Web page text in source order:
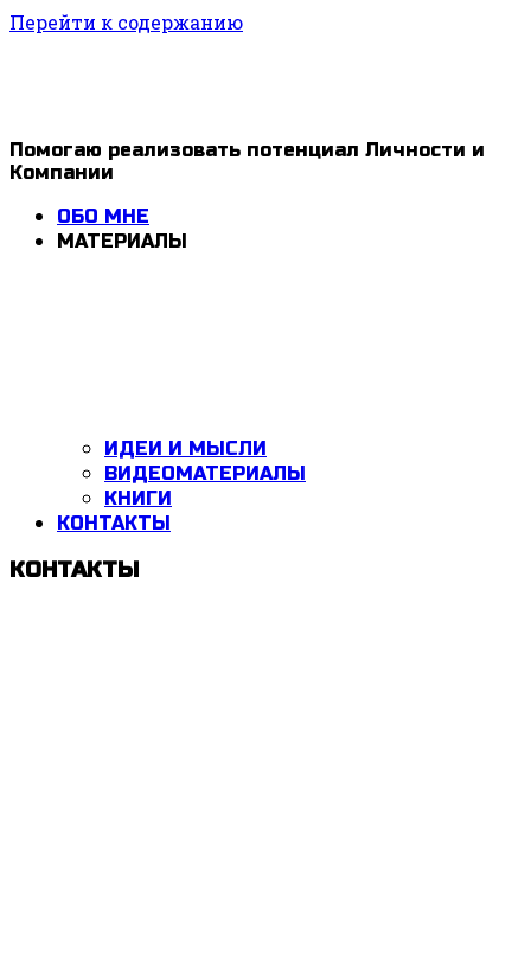
Перейти к содержанию
1ldar
Valiev
Помогаю реализовать потенциал Личности и
Компании
ОБО МНЕ
МАТЕРИАЛЫ
ИДЕИ И МЫСЛИ
ВИДЕОМАТЕРИАЛЫ
КНИГИ
КОНТАКТЫ
КОНТАКТЫ